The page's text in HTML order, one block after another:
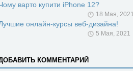
варто купити iPhone 12?
18 Мая, 2021
онлайн-курсы веб-дизайна!
5 Мая, 2021
КОММЕНТАРИЙ